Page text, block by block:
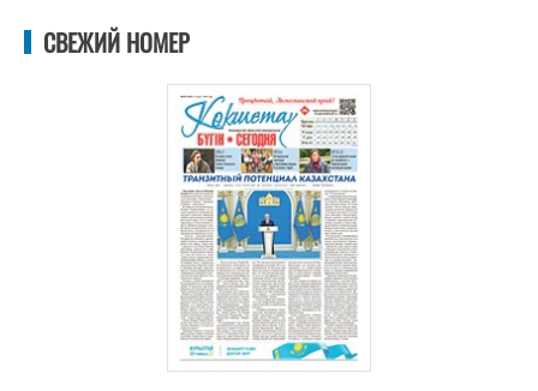
СВЕЖИЙ НОМЕР